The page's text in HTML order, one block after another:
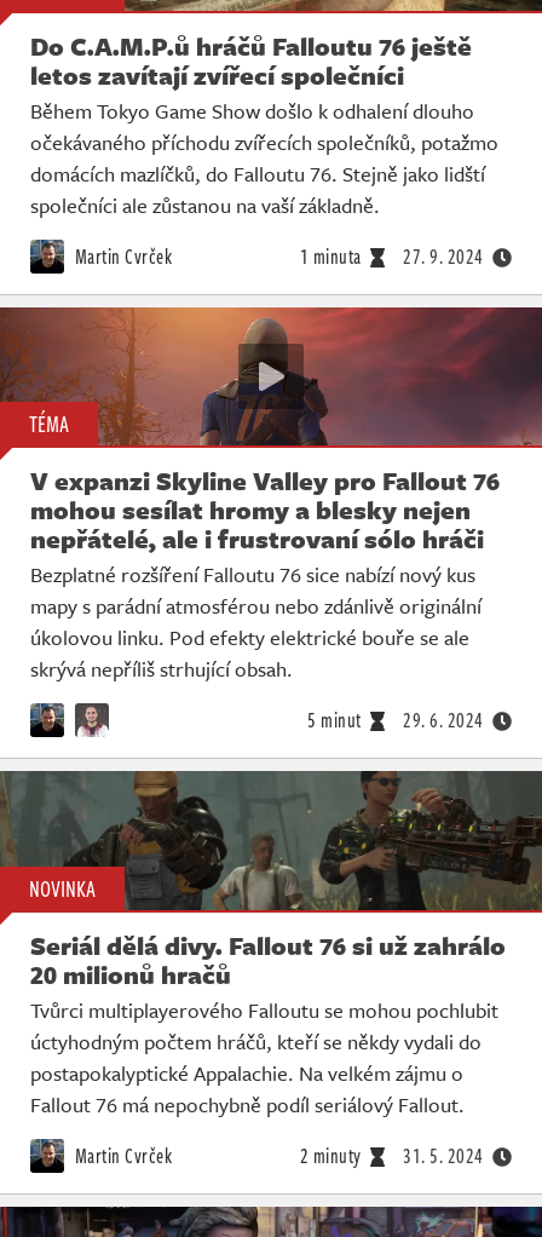
Do C.A.M.P.ů hráčů Falloutu 76 ještě
letos zavítají zvířecí společníci
Během Tokyo Game Show došlo k odhalení dlouho
očekávaného příchodu zvířecích společníků, potažmo
domácích mazlíčků, do Falloutu 76. Stejně jako lidští
společníci ale zůstanou na vaší základně.
Martin Cvrček 1 minuta 27. 9. 2024
TÉMA
V expanzi Skyline Valley pro Fallout 76
mohou sesílat hromy a blesky nejen
nepřátelé, ale i frustrovaní sólo hráči
Bezplatné rozšíření Falloutu 76 sice nabízí nový kus
mapy s parádní atmosférou nebo zdánlivě originální
úkolovou linku. Pod efekty elektrické bouře se ale
skrývá nepříliš strhující obsah.
5 minut 29. 6. 2024
NOVINKA
Seriál dělá divy. Fallout 76 si už zahrálo
20 milionů hračů
Tvůrci multiplayerového Falloutu se mohou pochlubit
úctyhodným počtem hráčů, kteří se někdy vydali do
postapokalyptické Appalachie. Na velkém zájmu o
Fallout 76 má nepochybně podíl seriálový Fallout.
Martin Cvrček 2 minuty 31. 5. 2024